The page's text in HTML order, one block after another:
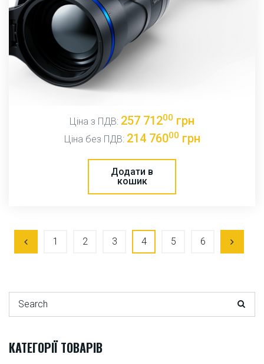
Ціна з ПДВ: 257 71200 грн
Ціна без ПДВ: 214 76000 грн
Додати в
кошик
1 2 3 4 5 6
Search for:
КАТЕГОРІЇ ТОВАРІВ